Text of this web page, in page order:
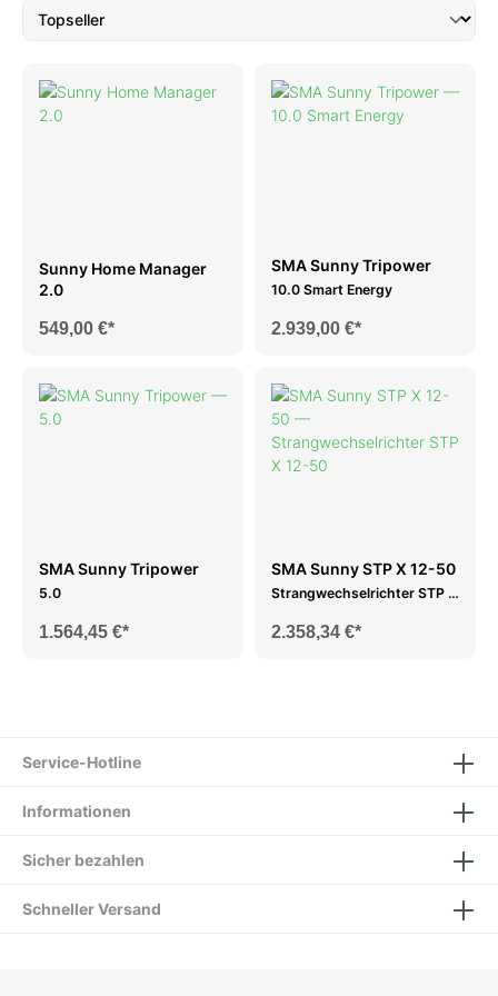
Sunny Home Manager
2.0
549,00 €*
SMA Sunny Tripower
10.0 Smart Energy
2.939,00 €*
SMA Sunny Tripower
5.0
1.564,45 €*
SMA Sunny STP X 12-50
Strangwechselrichter STP X
2.358,34 €*
Service-Hotline
Informationen
Sicher bezahlen
Schneller Versand